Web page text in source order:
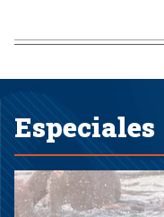
Especiales